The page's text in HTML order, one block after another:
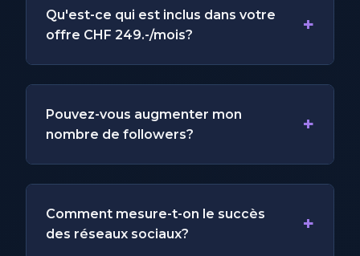
Qu'est-ce qui est inclus dans votre
offre CHF 249.-/mois?
+
Pouvez-vous augmenter mon
nombre de followers?
+
Comment mesure-t-on le succès
des réseaux sociaux?
+